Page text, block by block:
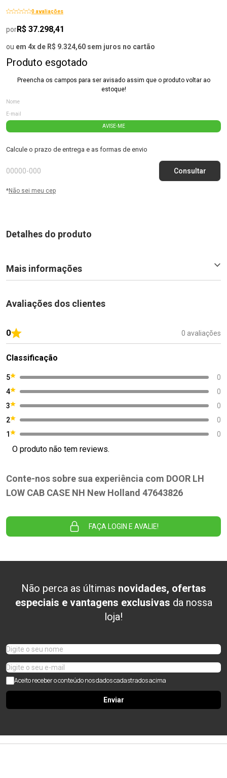
0 avaliações
porR$ 37.298,41
ou em 4x de R$ 9.324,60 sem juros no cartão
Produto esgotado
Preencha os campos para ser avisado assim que o produto voltar ao
estoque!
AVISE-ME
Calcule o prazo de entrega e as formas de envio
*Não sei meu cep
Detalhes do produto
Mais informações
Avaliações dos clientes
0 0 avaliações
Classificação
5
0
4
0
3
0
2
0
1
0
O produto não tem reviews.
Conte-nos sobre sua experiência com DOOR LH
LOW CAB CASE NH New Holland 47643826
FAÇA LOGIN E AVALIE!
Não perca as últimas novidades, ofertas
especiais e vantagens exclusivas da nossa
loja!
Aceito receber o conteúdo nos dados cadastrados acima
Enviar